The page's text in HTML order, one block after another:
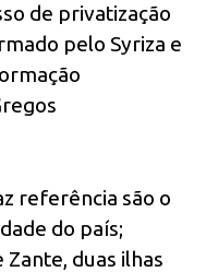
de privatização
pelo Syriza e
referência são o
do país;
duas ilhas